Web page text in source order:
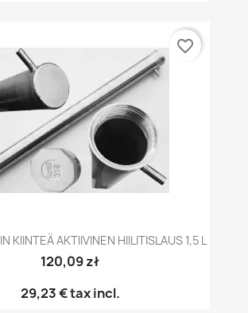
KIINTEÄ AKTIIVINEN HIILITISLAUS 1,5 L
120,09 zł
29,23 €tax incl.
favorite_border